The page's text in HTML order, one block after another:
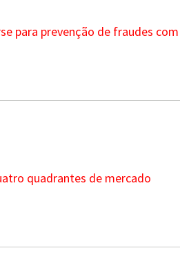
para prevenção de fraudes
quadrantes de mercado